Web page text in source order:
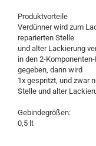
Produktvorteile
Verdünner wird zum
reparierten Stelle
und alter Lackierung
in den 2-
gegeben, dann wird
1x gespritzt, und zwar
Stelle und alter
Gebindegrößen:
0,5 lt